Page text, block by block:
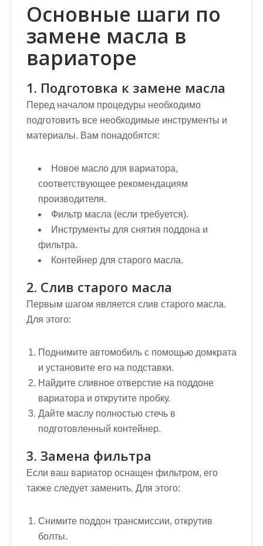
Основные шаги по
замене масла в
вариаторе
1. Подготовка к замене масла
Перед началом процедуры необходимо
подготовить все необходимые инструменты и
материалы. Вам понадобятся:
Новое масло для вариатора,
соответствующее рекомендациям
производителя.
Фильтр масла (если требуется).
Инструменты для снятия поддона и
фильтра.
Контейнер для старого масла.
2. Слив старого масла
Первым шагом является слив старого масла.
Для этого:
Поднимите автомобиль с помощью домкрата
и установите его на подставки.
Найдите сливное отверстие на поддоне
вариатора и открутите пробку.
Дайте маслу полностью стечь в
подготовленный контейнер.
3. Замена фильтра
Если ваш вариатор оснащен фильтром, его
также следует заменить. Для этого:
Снимите поддон трансмиссии, открутив
болты.